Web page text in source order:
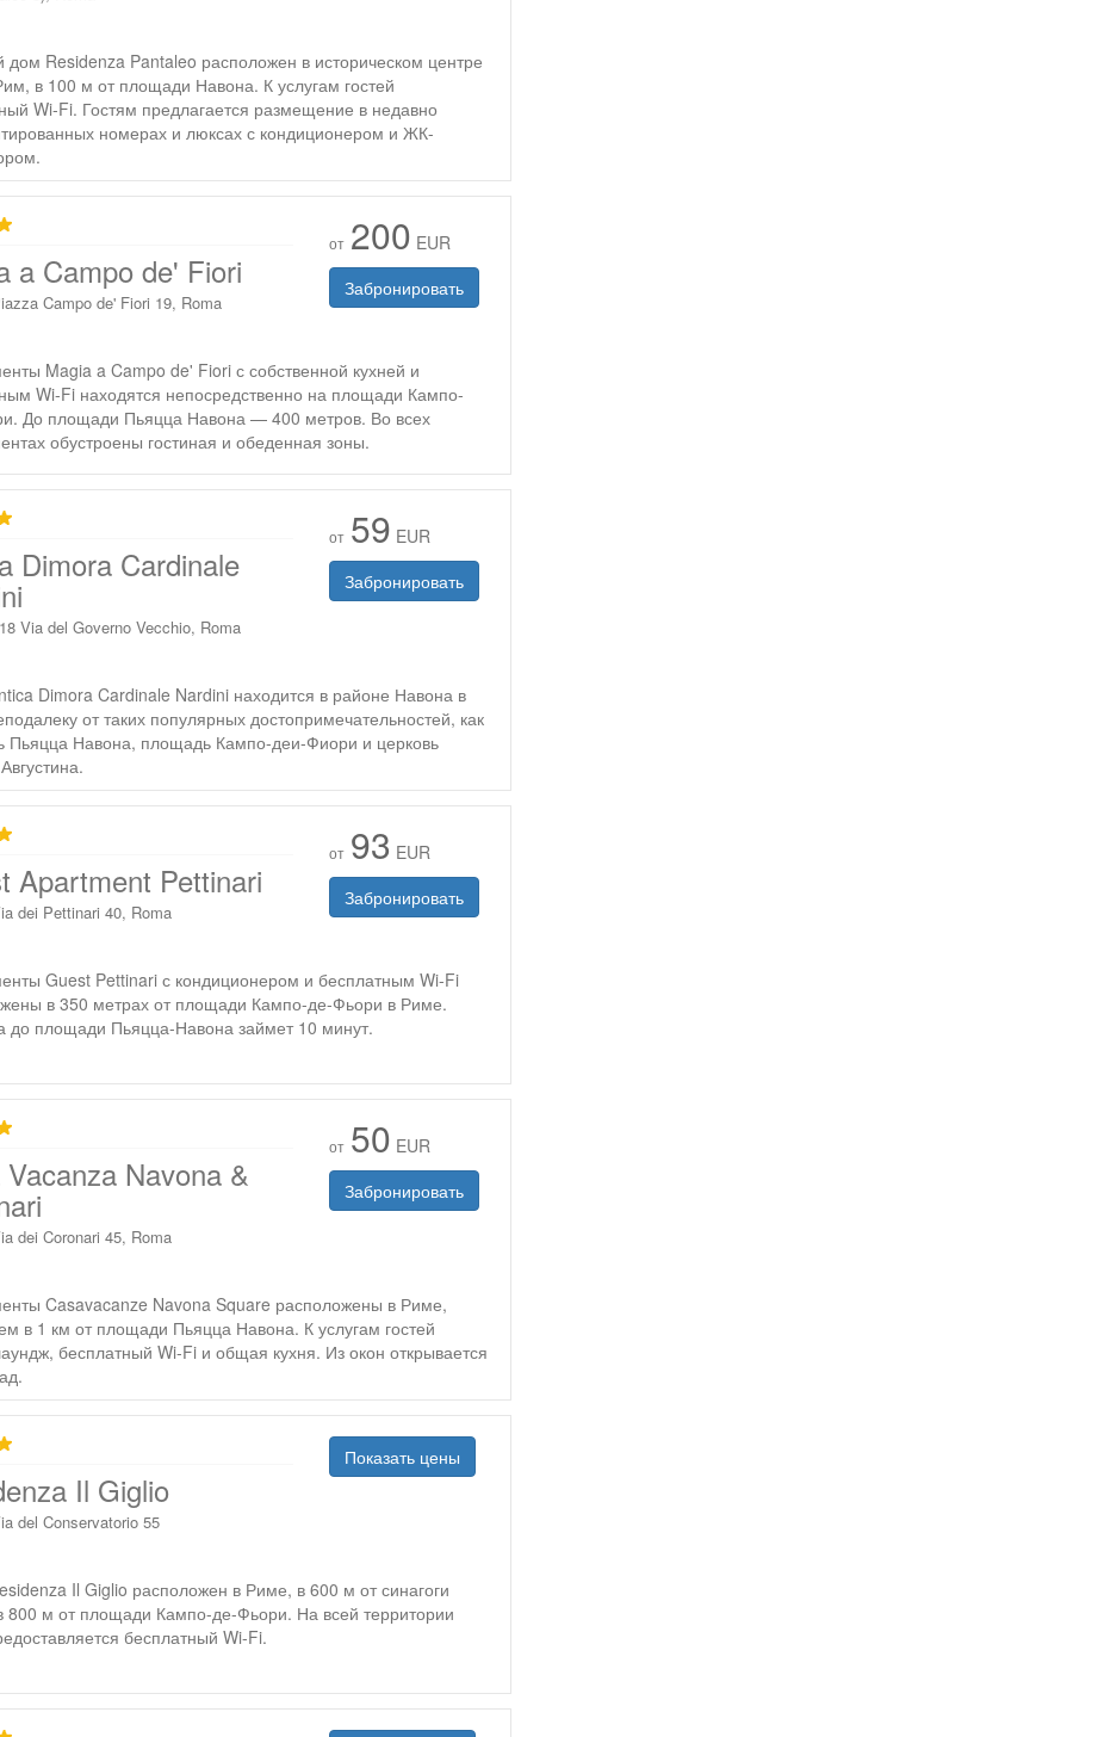
дом Residenza Pantaleo расположен в историческом центре
в 100 м от площади Навона. К услугам гостей
Wi-Fi. Гостям предлагается размещение в недавно
номерах и люксах с кондиционером и ЖК-
a Campo de' Fiori
Campo de' Fiori 19, Roma
от 200 EUR
Забронировать
Magia a Campo de' Fiori с собственной кухней и
Wi-Fi находятся непосредственно на площади Кампо-
До площади Пьяцца Навона — 400 метров. Во всех
обустроены гостиная и обеденная зоны.
Dimora Cardinale
Via del Governo Vecchio, Roma
от 59 EUR
Забронировать
Dimora Cardinale Nardini находится в районе Навона в
от таких популярных достопримечательностей, как
Пьяцца Навона, площадь Кампо-деи-Фиори и церковь
Apartment Pettinari
dei Pettinari 40, Roma
от 93 EUR
Забронировать
Guest Pettinari с кондиционером и бесплатным Wi-Fi
в 350 метрах от площади Кампо-де-Фьори в Риме.
до площади Пьяцца-Навона займет 10 минут.
Navona &
dei Coronari 45, Roma
от 50 EUR
Забронировать
Casavacanze Navona Square расположены в Риме,
в 1 км от площади Пьяцца Навона. К услугам гостей
бесплатный Wi-Fi и общая кухня. Из окон открывается
Il Giglio
del Conservatorio 55
Показать цены
Il Giglio расположен в Риме, в 600 м от синагоги
800 м от площади Кампо-де-Фьори. На всей территории
бесплатный Wi-Fi.